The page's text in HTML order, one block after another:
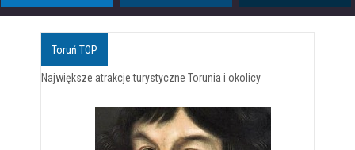
Toruń TOP
Największe atrakcje turystyczne Torunia i okolicy